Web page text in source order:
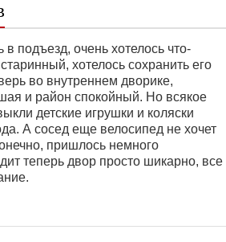
подъезд, очень хотелось что-
хотелось сохранить его
во внутреннем дворике,
и район спокойный. Но всякое
детские игрушки и коляски
А сосед еще велосипед не хочет
пришлось немного
теперь двор просто шикарно, все